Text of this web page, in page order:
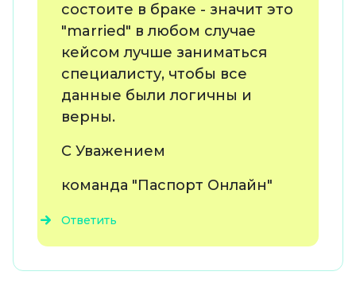
состоите в браке - значит это
"married" в любом случае
кейсом лучше заниматься
специалисту, чтобы все
данные были логичны и
верны.
С Уважением
команда "Паспорт Онлайн"
Ответить